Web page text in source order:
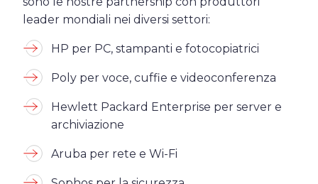
leader mondiali nei diversi settori:
HP per PC, stampanti e fotocopiatrici
Poly per voce, cuffie e videoconferenza
Hewlett Packard Enterprise per server e
archiviazione
Aruba per rete e Wi-Fi